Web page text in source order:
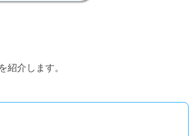
紹介します。